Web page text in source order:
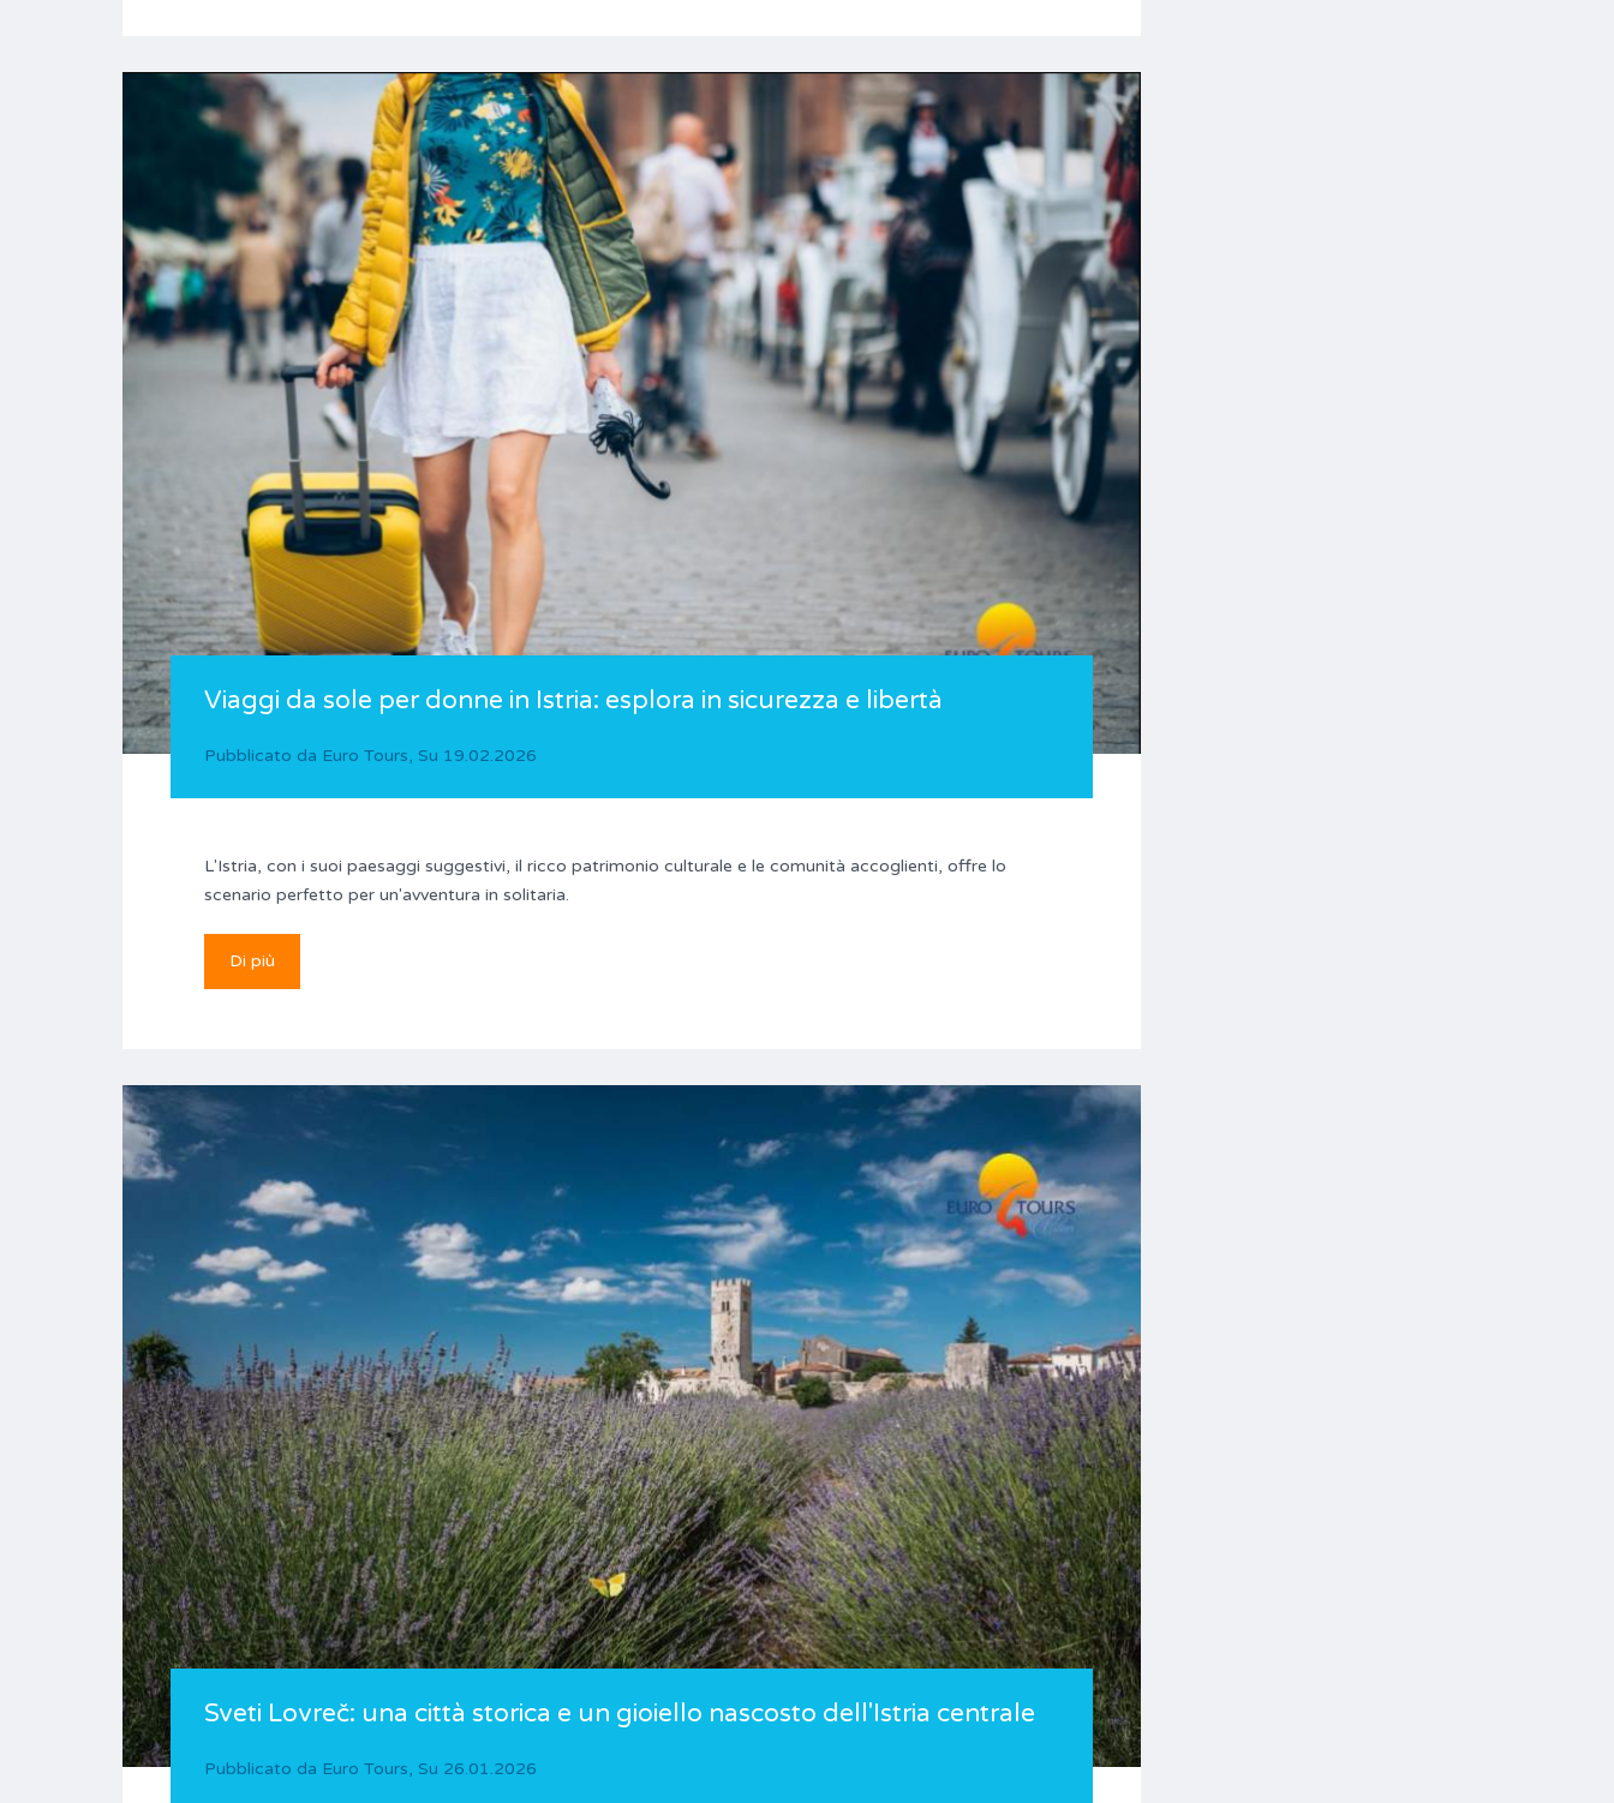
Viaggi da sole per donne in Istria: esplora in sicurezza e libertà
Pubblicato da Euro Tours, Su 19.02.2026
L'Istria, con i suoi paesaggi suggestivi, il ricco patrimonio culturale e le comunità accoglienti, offre lo
scenario perfetto per un'avventura in solitaria.
Di più
Sveti Lovreč: una città storica e un gioiello nascosto dell'Istria centrale
Pubblicato da Euro Tours, Su 26.01.2026